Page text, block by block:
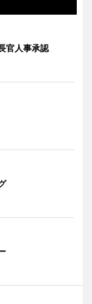
官人事承認